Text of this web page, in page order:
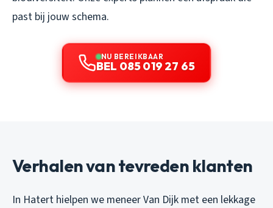
past bij jouw schema.
NU BEREIKBAAR
BEL 085 019 27 65
Verhalen van tevreden klanten
In Hatert hielpen we meneer Van Dijk met een lekkage